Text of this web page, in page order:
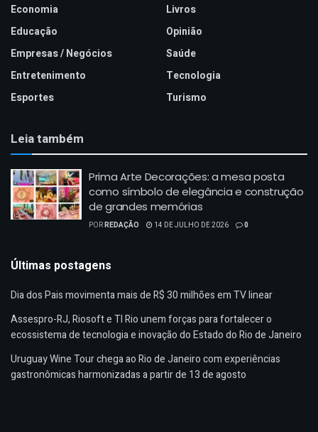
Economia
Educação
Empresas / Negócios
Entretenimento
Esportes
Livros
Opinião
Saúde
Tecnologia
Turismo
Leia também
Prima Arte Decorações: a mesa posta
como símbolo de elegância e construção
de grandes memórias
PORREDAÇÃO 14 DE JULHO DE 2026 0
Últimas postagens
Dia dos Pais movimenta mais de R$ 30 milhões em TV linear
Assespro-RJ, Riosoft e TI Rio unem forças para fortalecer o
ecossistema de tecnologia e inovação do Estado do Rio de Janeiro
Uruguay Wine Tour chega ao Rio de Janeiro com experiências
gastronômicas harmonizadas a partir de 13 de agosto